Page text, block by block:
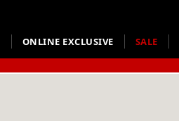
ONLINE EXCLUSIVE SALE